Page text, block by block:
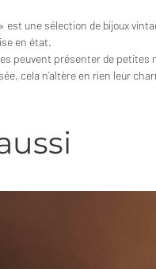
est une sélection de bijoux
en état.
peuvent présenter de petites
cela n’altère en rien leur